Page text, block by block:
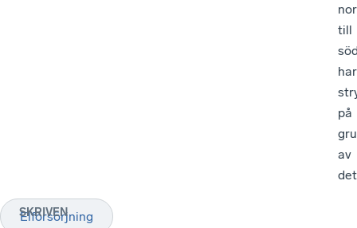
till
har
på
av
Elförsörjning
SKRIVEN